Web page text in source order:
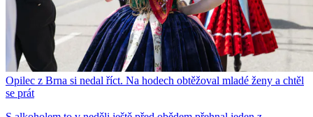
Opilec z Brna si nedal říct. Na hodech obtěžoval mladé ženy a chtěl
se prát